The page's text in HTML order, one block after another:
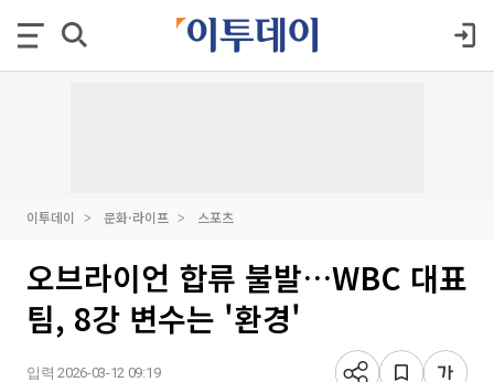
이투데이 문화·라이프 스포츠
오브라이언 합류 불발…WBC 대표
팀, 8강 변수는 '환경'
입력 2026-03-12 09:19